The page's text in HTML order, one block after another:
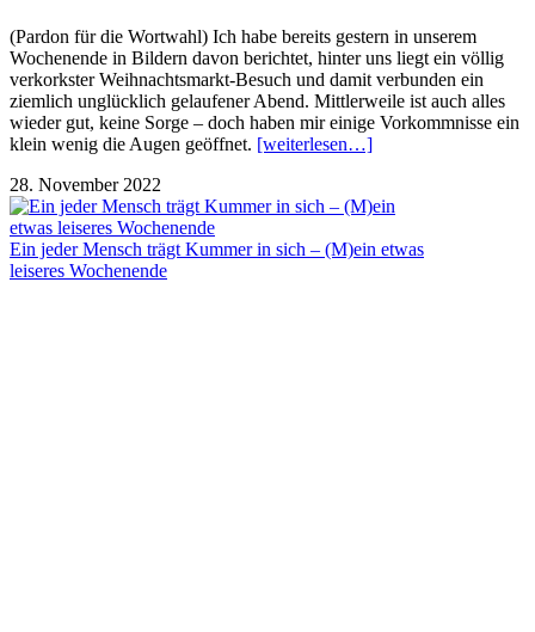
(Pardon für die Wortwahl) Ich habe bereits gestern in unserem
Wochenende in Bildern davon berichtet, hinter uns liegt ein völlig
verkorkster Weihnachtsmarkt-Besuch und damit verbunden ein
ziemlich unglücklich gelaufener Abend. Mittlerweile ist auch alles
wieder gut, keine Sorge – doch haben mir einige Vorkommnisse ein
klein wenig die Augen geöffnet. [weiterlesen…]
28. November 2022
Ein jeder Mensch trägt Kummer in sich – (M)ein etwas
leiseres Wochenende